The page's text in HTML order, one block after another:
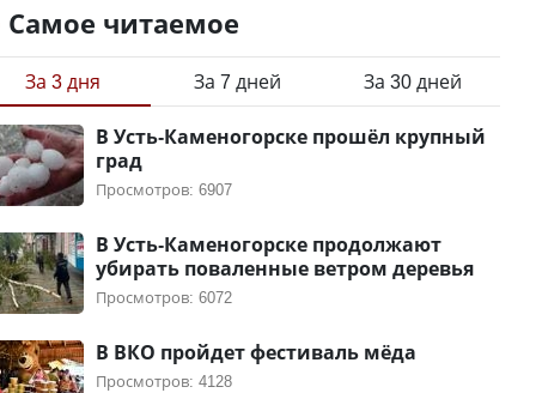
Самое читаемое
За 3 дня За 7 дней За 30 дней
В Усть-Каменогорске прошёл крупный
град
Просмотров: 6907
В Усть-Каменогорске продолжают
убирать поваленные ветром деревья
Просмотров: 6072
В ВКО пройдет фестиваль мёда
Просмотров: 4128